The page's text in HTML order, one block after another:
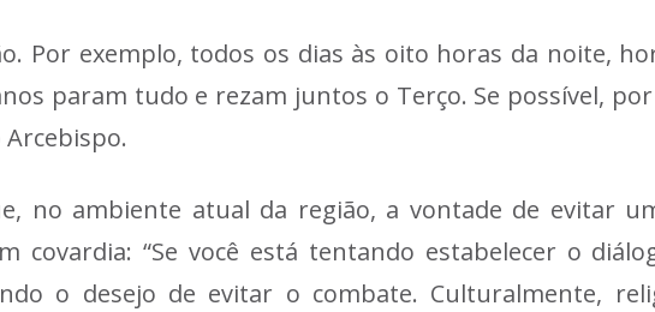
Por exemplo, todos os dias às oito horas da noite,
param tudo e rezam juntos o Terço. Se possível,
Arcebispo.
no ambiente atual da região, a vontade de evitar
covardia: “Se você está tentando estabelecer o
o desejo de evitar o combate. Culturalmente,